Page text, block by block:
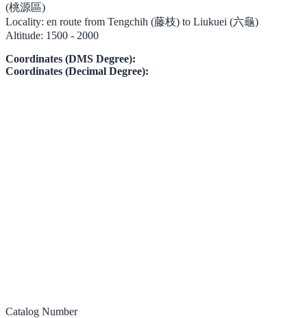
(桃源區)
Locality: en route from Tengchih (藤枝) to Liukuei (六龜)
Altitude: 1500 - 2000
Coordinates (DMS Degree):
Coordinates (Decimal Degree):
Catalog Number